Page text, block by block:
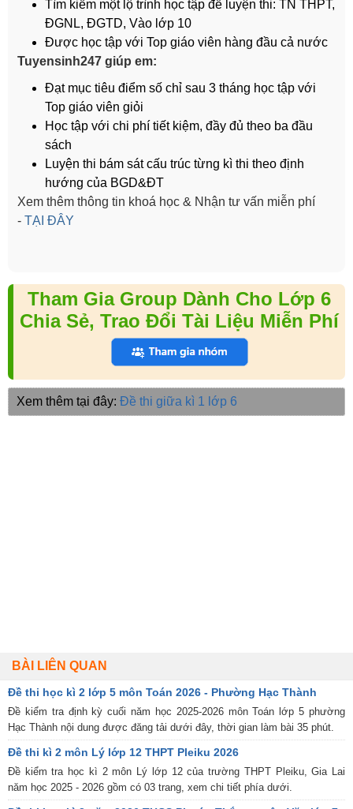
Tìm kiếm một lộ trình học tập để luyện thi: TN THPT,
ĐGNL, ĐGTD, Vào lớp 10
Được học tập với Top giáo viên hàng đầu cả nước
Tuyensinh247 giúp em:
Đạt mục tiêu điểm số chỉ sau 3 tháng học tập với
Top giáo viên giỏi
Học tập với chi phí tiết kiệm, đầy đủ theo ba đầu
sách
Luyện thi bám sát cấu trúc từng kì thi theo định
hướng của BGD&ĐT
Xem thêm thông tin khoá học & Nhận tư vấn miễn phí
- TẠI ĐÂY
Tham Gia Group Dành Cho Lớp 6
Chia Sẻ, Trao Đổi Tài Liệu Miễn Phí
Xem thêm tại đây: Đề thi giữa kì 1 lớp 6
BÀI LIÊN QUAN
Đề thi học kì 2 lớp 5 môn Toán 2026 - Phường Hạc Thành
Đề kiểm tra định kỳ cuối năm học 2025-2026 môn Toán lớp 5 phường
Hạc Thành nội dung được đăng tải dưới đây, thời gian làm bài 35 phút.
Đề thi kì 2 môn Lý lớp 12 THPT Pleiku 2026
Đề kiểm tra học kì 2 môn Lý lớp 12 của trường THPT Pleiku, Gia Lai
năm học 2025 - 2026 gồm có 03 trang, xem chi tiết phía dưới.